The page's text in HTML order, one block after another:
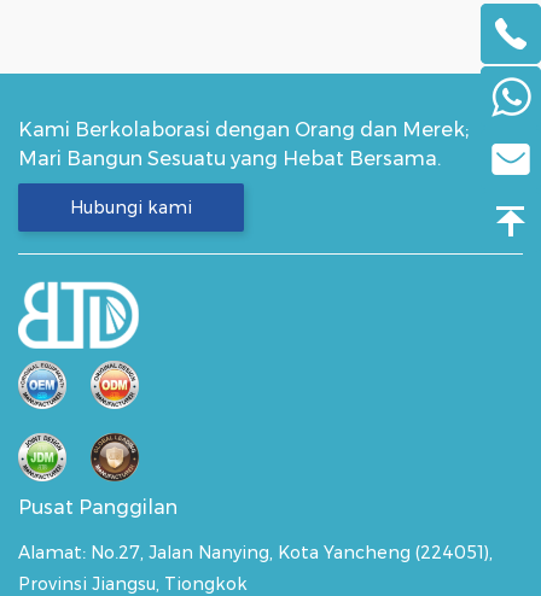
Kami Berkolaborasi dengan Orang dan Merek;
Mari Bangun Sesuatu yang Hebat Bersama.
Hubungi kami
Pusat Panggilan
Alamat: No.27, Jalan Nanying, Kota Yancheng (224051),
Provinsi Jiangsu, Tiongkok